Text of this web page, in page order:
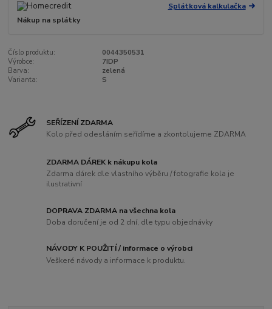
Splátková kalkulačka
Nákup na splátky
Číslo produktu:
0044350531
Výrobce:
7IDP
Barva:
zelená
Varianta:
S
SEŘÍZENÍ ZDARMA
Kolo před odesláním seřídíme a zkontolujeme ZDARMA
ZDARMA DÁREK k nákupu kola
Zdarma dárek dle vlastního výběru / fotografie kola je
ilustrativní
DOPRAVA ZDARMA na všechna kola
Doba doručení je od 2 dní, dle typu objednávky
NÁVODY K POUŽITÍ / informace o výrobci
Veškeré návody a informace k produktu.